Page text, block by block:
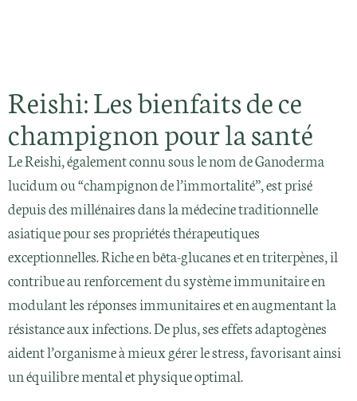
Reishi: Les bienfaits de ce
champignon pour la santé
Le Reishi, également connu sous le nom de Ganoderma
lucidum ou “champignon de l’immortalité”, est prisé
depuis des millénaires dans la médecine traditionnelle
asiatique pour ses propriétés thérapeutiques
exceptionnelles. Riche en bêta-glucanes et en triterpènes, il
contribue au renforcement du système immunitaire en
modulant les réponses immunitaires et en augmentant la
résistance aux infections. De plus, ses effets adaptogènes
aident l’organisme à mieux gérer le stress, favorisant ainsi
un équilibre mental et physique optimal.